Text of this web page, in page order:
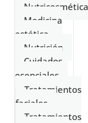
Nutricosmética
Medicina
estética
Nutrición
Cuidados
esenciales
Tratamientos
faciales
Tratamientos